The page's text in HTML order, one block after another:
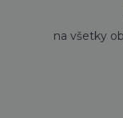
na všetky